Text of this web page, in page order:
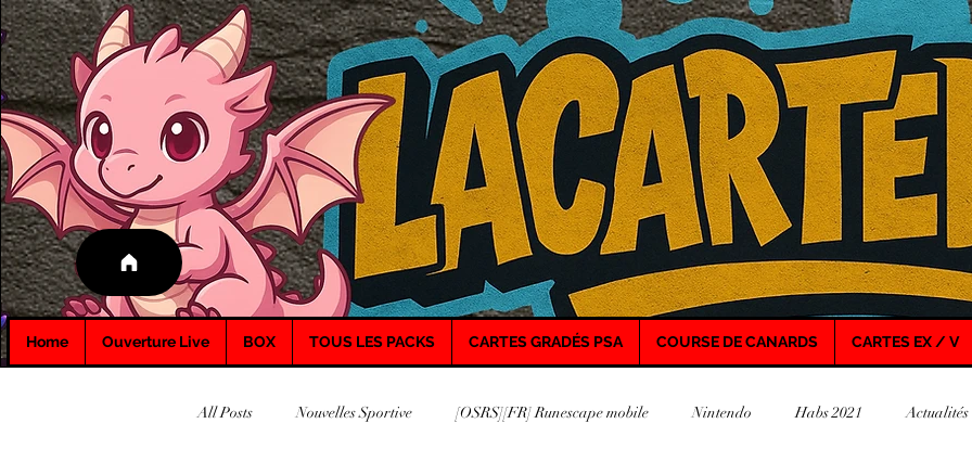
Home Ouverture Live BOX TOUS LES PACKS CARTES GRADÉS PSA COURSE DE CANARDS CARTES EX / V
All Posts Nouvelles Sportive [OSRS][FR] Runescape mobile Nintendo Habs 2021 Actualités